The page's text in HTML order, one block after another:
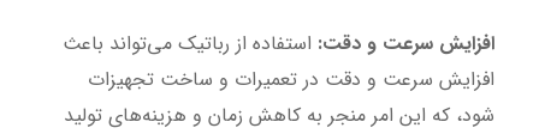
افزایش سرعت و دقت: استفاده از رباتیک می‌تواند باعث
افزایش سرعت و دقت در تعمیرات و ساخت تجهیزات
شود، که این امر منجر به کاهش زمان و هزینه‌های تولید